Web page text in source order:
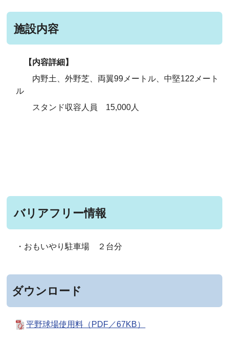
施設内容
【内容詳細】
内野土、外野芝、両翼99メートル、中堅122メート
ル
スタンド収容人員 15,000人
バリアフリー情報
・おもいやり駐車場 ２台分
ダウンロード
平野球場使用料（PDF／67KB）